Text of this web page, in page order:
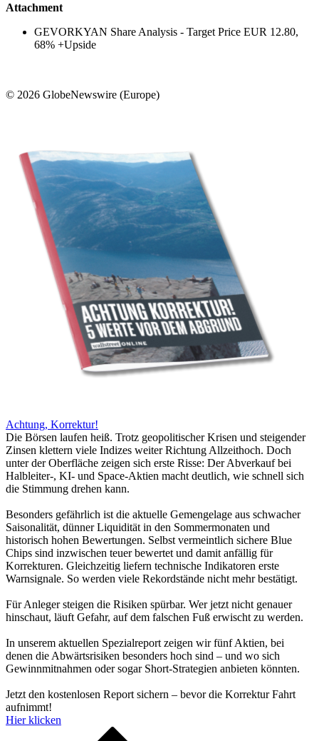
Attachment
GEVORKYAN Share Analysis - Target Price EUR 12.80,
68% +Upside
© 2026 GlobeNewswire (Europe)
Achtung, Korrektur!
Die Börsen laufen heiß. Trotz geopolitischer Krisen und steigender
Zinsen klettern viele Indizes weiter Richtung Allzeithoch. Doch
unter der Oberfläche zeigen sich erste Risse: Der Abverkauf bei
Halbleiter-, KI- und Space-Aktien macht deutlich, wie schnell sich
die Stimmung drehen kann.
Besonders gefährlich ist die aktuelle Gemengelage aus schwacher
Saisonalität, dünner Liquidität in den Sommermonaten und
historisch hohen Bewertungen. Selbst vermeintlich sichere Blue
Chips sind inzwischen teuer bewertet und damit anfällig für
Korrekturen. Gleichzeitig liefern technische Indikatoren erste
Warnsignale. So werden viele Rekordstände nicht mehr bestätigt.
Für Anleger steigen die Risiken spürbar. Wer jetzt nicht genauer
hinschaut, läuft Gefahr, auf dem falschen Fuß erwischt zu werden.
In unserem aktuellen Spezialreport zeigen wir fünf Aktien, bei
denen die Abwärtsrisiken besonders hoch sind – und wo sich
Gewinnmitnahmen oder sogar Short-Strategien anbieten könnten.
Jetzt den kostenlosen Report sichern – bevor die Korrektur Fahrt
aufnimmt!
Hier klicken